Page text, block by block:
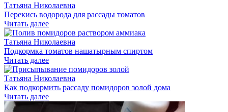
Татьяна Николаевна
Перекись водорода для рассады томатов
Читать далее
Татьяна Николаевна
Подкормка томатов нашатырным спиртом
Читать далее
Татьяна Николаевна
Как подкормить рассаду помидоров золой дома
Читать далее